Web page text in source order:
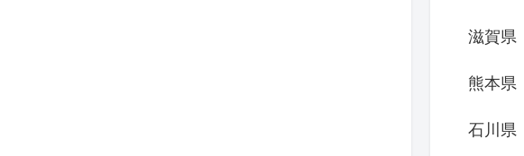
滋賀県
熊本県
石川県